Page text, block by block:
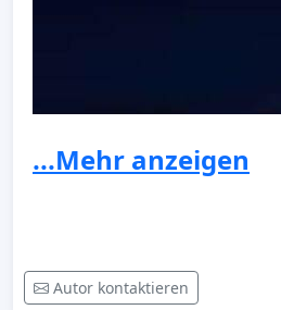
...Mehr anzeigen
Autor kontaktieren